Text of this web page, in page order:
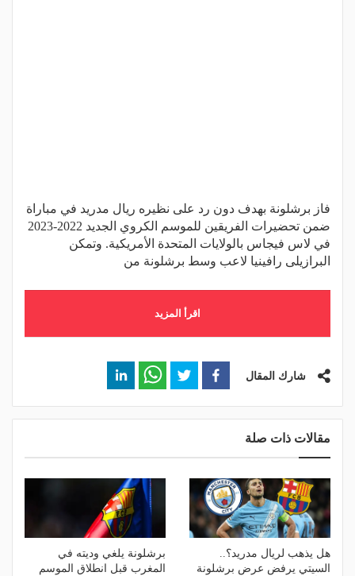
فاز برشلونة بهدف دون رد على نظيره ريال مدريد في مباراة
ضمن تحضيرات الفريقين للموسم الكروي الجديد 2022-2023
في لاس فيجاس بالولايات المتحدة الأمريكية. وتمكن
البرازيلى رافينيا لاعب وسط برشلونة من
اقرأ المزيد
شارك المقال
مقالات ذات صلة
هل يذهب لريال مدريد؟..
السيتي يرفض عرض برشلونة
برشلونة يلغي وديته في
المغرب قبل انطلاق الموسم